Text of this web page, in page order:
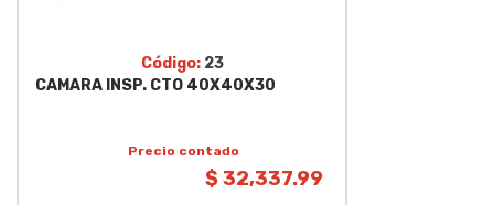
Código: 23
CAMARA INSP. CTO 40X40X30
Precio contado
$ 32,337.99